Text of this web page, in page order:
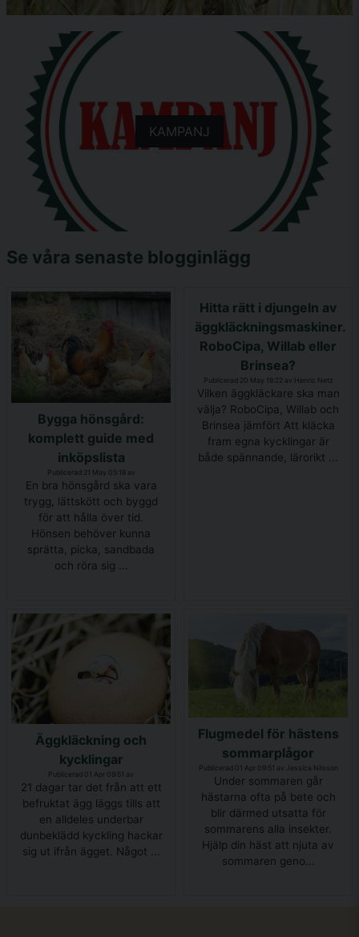
KAMPANJ
Se våra senaste blogginlägg
Bygga hönsgård:
komplett guide med
inköpslista
Publicerad 21 May 05:18 av
En bra hönsgård ska vara
trygg, lättskött och byggd
för att hålla över tid.
Hönsen behöver kunna
sprätta, picka, sandbada
och röra sig ...
Hitta rätt i djungeln av
äggkläckningsmaskiner.
RoboCipa, Willab eller
Brinsea?
Publicerad 20 May 18:22 av Henric Netz
Vilken äggkläckare ska man
välja? RoboCipa, Willab och
Brinsea jämfört Att kläcka
fram egna kycklingar är
både spännande, lärorikt ...
Äggkläckning och
kycklingar
Publicerad 01 Apr 09:51 av
21 dagar tar det från att ett
befruktat ägg läggs tills att
en alldeles underbar
dunbeklädd kyckling hackar
sig ut ifrån ägget. Något ...
Flugmedel för hästens
sommarplågor
Publicerad 01 Apr 09:51 av Jessica Nilsson
Under sommaren går
hästarna ofta på bete och
blir därmed utsatta för
sommarens alla insekter.
Hjälp din häst att njuta av
sommaren geno...